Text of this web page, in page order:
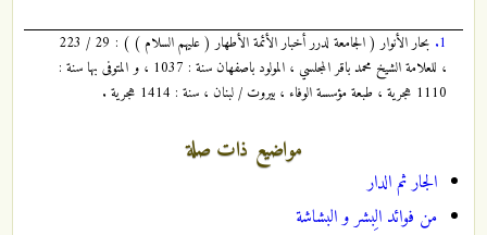
1.
بحار الأنوار ( الجامعة لدرر أخبار الأئمة الأطهار ( عليهم السلام ) ) : 29 / 223
، للعلامة الشيخ محمد باقر المجلسي ، المولود باصفهان سنة : 1037 ، و المتوفى بها سنة :
1110 هجرية ، طبعة مؤسسة الوفاء ، بيروت / لبنان ، سنة : 1414 هجرية .
مواضيع ذات صلة
الجار ثم الدار
من فوائد الِبشر و البشاشة